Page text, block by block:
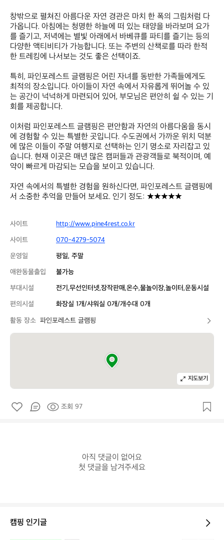
창밖으로 펼쳐진 아름다운 자연 경관은 마치 한 폭의 그림처럼 다
가옵니다. 아침에는 청명한 하늘에 떠 있는 태양을 바라보며 요가
를 즐기고, 저녁에는 별빛 아래에서 바베큐를 파티를 즐기는 등의
다양한 액티비티가 가능합니다. 또는 주변의 산책로를 따라 한적
한 트레킹에 나서보는 것도 좋은 선택이죠.
특히, 파인포레스트 글램핑은 어린 자녀를 동반한 가족들에게도
최적의 장소입니다. 아이들이 자연 속에서 자유롭게 뛰어놀 수 있
는 공간이 넉넉하게 마련되어 있어, 부모님은 편안히 쉴 수 있는 기
회를 제공합니다.
이처럼 파인포레스트 글램핑은 편안함과 자연의 아름다움을 동시
에 경험할 수 있는 특별한 곳입니다. 수도권에서 가까운 위치 덕분
에 많은 이들이 주말 여행지로 선택하는 인기 명소로 자리잡고 있
습니다. 현재 이곳은 매년 많은 캠퍼들과 관광객들로 북적이며, 예
약이 빠르게 마감되는 모습을 보이고 있습니다.
자연 속에서의 특별한 경험을 원하신다면, 파인포레스트 글램핑에
서 소중한 추억을 만들어 보세요. 인기 정도: ★★★★★
사이트
http://www.pine4rest.co.kr
사이트
070-4279-5074
운영일
평일, 주말
애완동물출입
불가능
부대시설
전기,무선인터넷,장작판매,온수,물놀이장,놀이터,운동시설
편의시설
화장실 1개/샤워실 0개/개수대 0개
활동 장소 파인포레스트 글램핑
지도보기
조회 97
아직 댓글이 없어요
첫 댓글을 남겨주세요
캠핑 인기글